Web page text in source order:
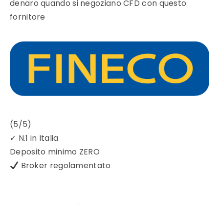
denaro quando si negoziano CFD con questo
fornitore
(5/5)
✓ N.1 in Italia
Deposito minimo ZERO
Broker regolamentato